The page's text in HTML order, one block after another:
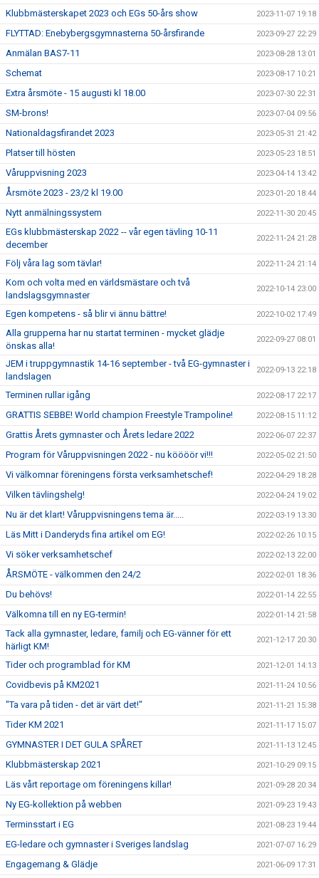
Klubbmästerskapet 2023 och EGs 50-års show 2023-11-07 19:18
FLYTTAD: Enebybergsgymnasterna 50-årsfirande 2023-09-27 22:29
Anmälan BAS7-11 2023-08-28 13:01
Schemat 2023-08-17 10:21
Extra årsmöte - 15 augusti kl 18.00 2023-07-30 22:31
SM-brons! 2023-07-04 09:56
Nationaldagsfirandet 2023 2023-05-31 21:42
Platser till hösten 2023-05-23 18:51
Våruppvisning 2023 2023-04-14 13:42
Årsmöte 2023 - 23/2 kl 19.00 2023-01-20 18:44
Nytt anmälningssystem 2022-11-30 20:45
EGs klubbmästerskap 2022 -- vår egen tävling 10-11
december
2022-11-24 21:28
Följ våra lag som tävlar! 2022-11-24 21:14
Kom och volta med en världsmästare och två
landslagsgymnaster
2022-10-14 23:00
Egen kompetens - så blir vi ännu bättre! 2022-10-02 17:49
Alla grupperna har nu startat terminen - mycket glädje
önskas alla!
2022-09-27 08:01
JEM i truppgymnastik 14-16 september - två EG-gymnaster i
landslagen
2022-09-13 22:18
Terminen rullar igång 2022-08-17 22:17
GRATTIS SEBBE! World champion Freestyle Trampoline! 2022-08-15 11:12
Grattis Årets gymnaster och Årets ledare 2022 2022-06-07 22:37
Program för Våruppvisningen 2022 - nu köööör vi!!! 2022-05-02 21:50
Vi välkomnar föreningens första verksamhetschef! 2022-04-29 18:28
Vilken tävlingshelg! 2022-04-24 19:02
Nu är det klart! Våruppvisningens tema är..... 2022-03-19 13:30
Läs Mitt i Danderyds fina artikel om EG! 2022-02-26 10:15
Vi söker verksamhetschef 2022-02-13 22:00
ÅRSMÖTE - välkommen den 24/2 2022-02-01 18:36
Du behövs! 2022-01-14 22:55
Välkomna till en ny EG-termin! 2022-01-14 21:58
Tack alla gymnaster, ledare, familj och EG-vänner för ett
härligt KM!
2021-12-17 20:30
Tider och programblad för KM 2021-12-01 14:13
Covidbevis på KM2021 2021-11-24 10:56
"Ta vara på tiden - det är värt det!" 2021-11-21 15:38
Tider KM 2021 2021-11-17 15:07
GYMNASTER I DET GULA SPÅRET 2021-11-13 12:45
Klubbmästerskap 2021 2021-10-29 09:15
Läs vårt reportage om föreningens killar! 2021-09-28 20:34
Ny EG-kollektion på webben 2021-09-23 19:43
Terminsstart i EG 2021-08-23 19:44
EG-ledare och gymnaster i Sveriges landslag 2021-07-07 16:29
Engagemang & Glädje 2021-06-09 17:31